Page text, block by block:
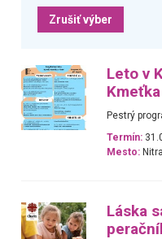
Zrušiť výber
Leto v
Kmeťka
Pestrý
Termín:
Mesto: Nitra
Láska